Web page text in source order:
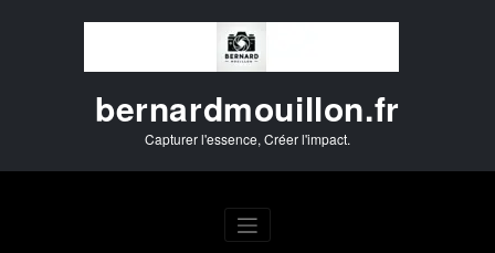
bernardmouillon.fr
Capturer l'essence, Créer l'impact.